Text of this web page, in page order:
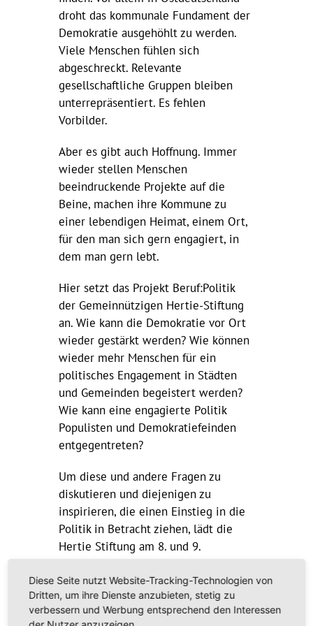
droht das kommunale Fundament der
Demokratie ausgehöhlt zu werden.
Viele Menschen fühlen sich
abgeschreckt. Relevante
gesellschaftliche Gruppen bleiben
unterrepräsentiert. Es fehlen
Vorbilder.
Aber es gibt auch Hoffnung. Immer
wieder stellen Menschen
beeindruckende Projekte auf die
Beine, machen ihre Kommune zu
einer lebendigen Heimat, einem Ort,
für den man sich gern engagiert, in
dem man gern lebt.
Hier setzt das Projekt Beruf:Politik
der Gemeinnützigen Hertie-Stiftung
an. Wie kann die Demokratie vor Ort
wieder gestärkt werden? Wie können
wieder mehr Menschen für ein
politisches Engagement in Städten
und Gemeinden begeistert werden?
Wie kann eine engagierte Politik
Populisten und Demokratiefeinden
entgegentreten?
Um diese und andere Fragen zu
diskutieren und diejenigen zu
inspirieren, die einen Einstieg in die
Politik in Betracht ziehen, lädt die
Hertie Stiftung am 8. und 9.
„Neue Wege in die Kommunalpolitik“
zu ihrem II. Demokratiekongress auf
dem Campus Westend der Goethe-
Diese Seite nutzt Website-Tracking-Technologien von
Dritten, um ihre Dienste anzubieten, stetig zu
verbessern und Werbung entsprechend den Interessen